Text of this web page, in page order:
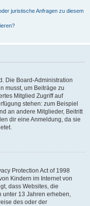
juristische Anfragen zu diesem
Die Board-Administration
musst, um Beiträge zu
Mitglied Zugriff auf
stehen: zum Beispiel
an andere Mitglieder, Beitritt
dir eine Anmeldung, da sie
Protection Act of 1998
Kindern im Internet von
dass Websites, die
unter 13 Jahren erheben,
des oder der